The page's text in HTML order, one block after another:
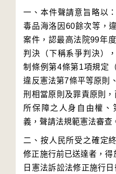
一、本件聲請意旨略以
毒品海洛因60餘次等，
案件，認最高法院99年
判決（下稱系爭判決）
制條例第4條第1項規定
違反憲法第7條平等原則
刑相當原則及罪責原則
所保障之人身自由權、
二、按人民所受之確定
修正施行前已送達者，
日憲法訴訟法修正施行